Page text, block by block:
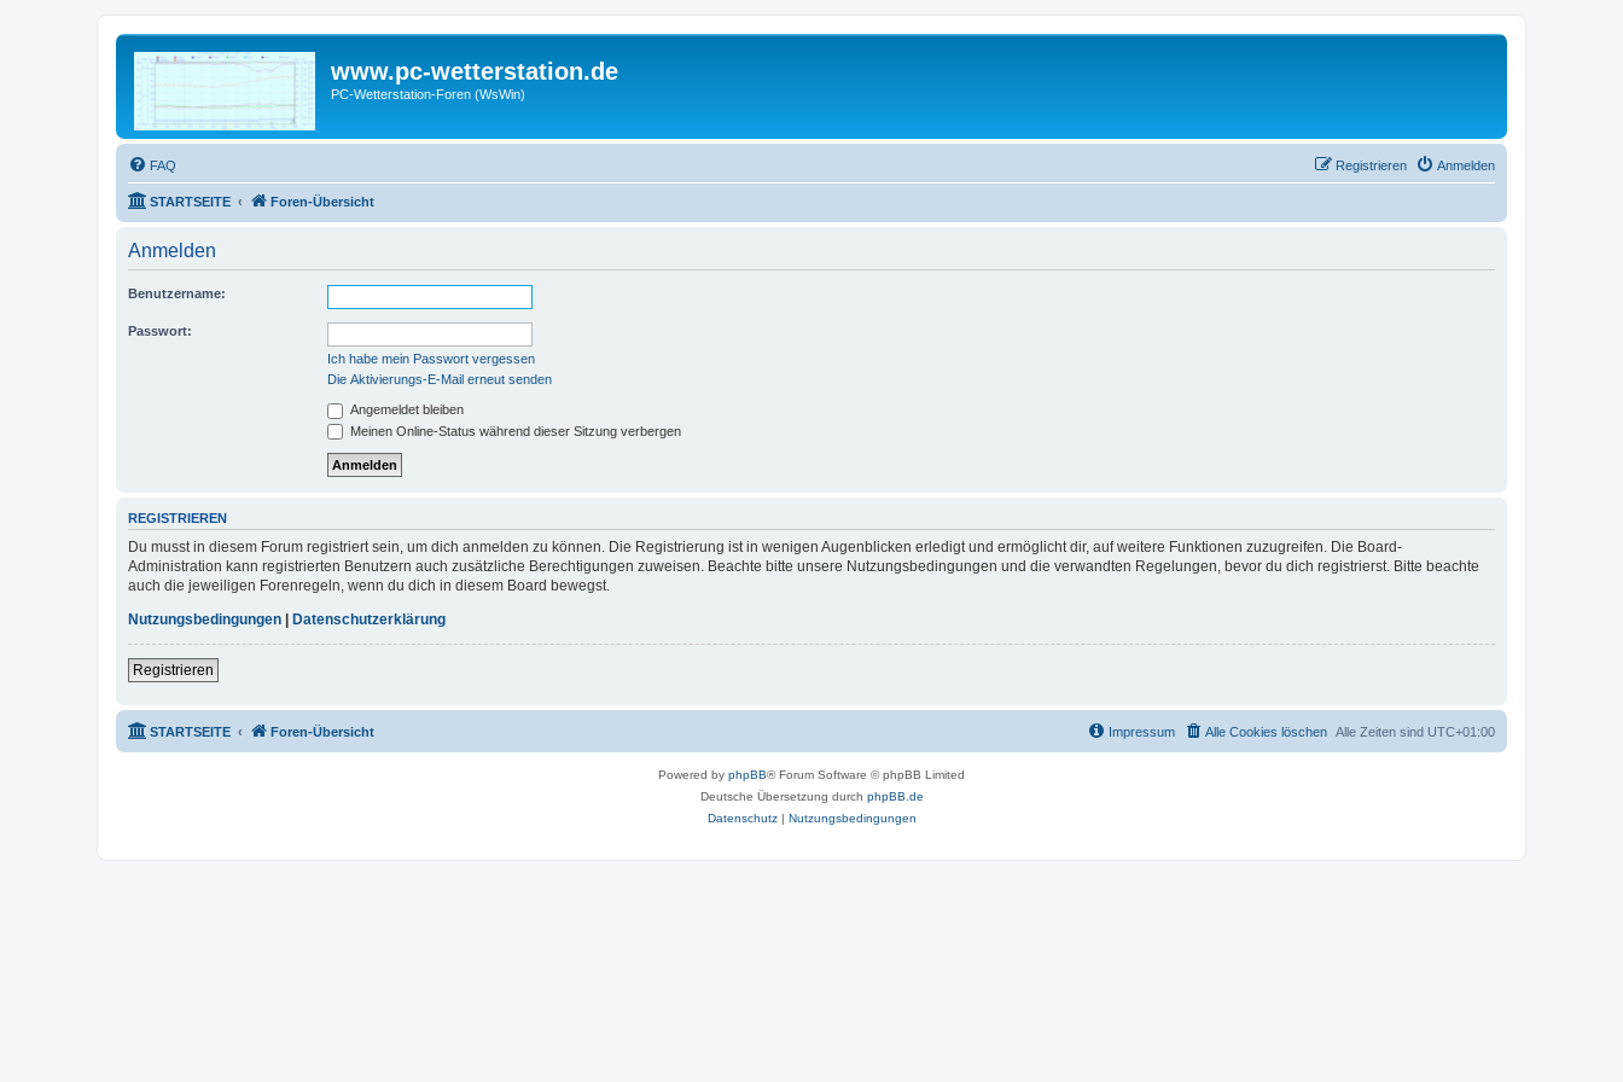
www.pc-wetterstation.de
PC-Wetterstation-Foren (WsWin)
FAQ Anmelden
Registrieren
STARTSEITE Foren-Übersicht
Anmelden
Benutzername:
Passwort:
Ich habe mein Passwort vergessen
Die Aktivierungs-E-Mail erneut senden
Angemeldet bleiben
Meinen Online-Status während dieser Sitzung verbergen
REGISTRIEREN
Du musst in diesem Forum registriert sein, um dich anmelden zu können. Die Registrierung ist in wenigen Augenblicken erledigt und ermöglicht dir, auf weitere Funktionen zuzugreifen. Die Board-
Administration kann registrierten Benutzern auch zusätzliche Berechtigungen zuweisen. Beachte bitte unsere Nutzungsbedingungen und die verwandten Regelungen, bevor du dich registrierst. Bitte beachte
auch die jeweiligen Forenregeln, wenn du dich in diesem Board bewegst.
Nutzungsbedingungen | Datenschutzerklärung
Registrieren
STARTSEITE Foren-Übersicht Alle Zeiten sind UTC+01:00
Alle Cookies löschen
Impressum
Powered by phpBB® Forum Software © phpBB Limited
Deutsche Übersetzung durch phpBB.de
Datenschutz| Nutzungsbedingungen